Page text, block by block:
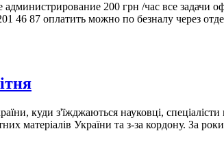
200 грн /час все
46 87 оплатить можно по безналу через
з'їжджаються науковці, спеціалісти в
матеріалів України та з-за кордону. За